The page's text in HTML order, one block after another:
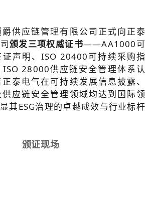
供应链管理有限公司正式向正泰
颁发三项权威证书——AA1000可
声明、ISO 20400可持续采购指
28000供应链安全管理体系认
泰电气在可持续发展信息披露、
应链安全管理领域均达到国际领
其ESG治理的卓越成效与行业标杆
颁证现场